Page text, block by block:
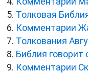
Толковая
Комментарии
Толкования
Библия говорит
Комментарии